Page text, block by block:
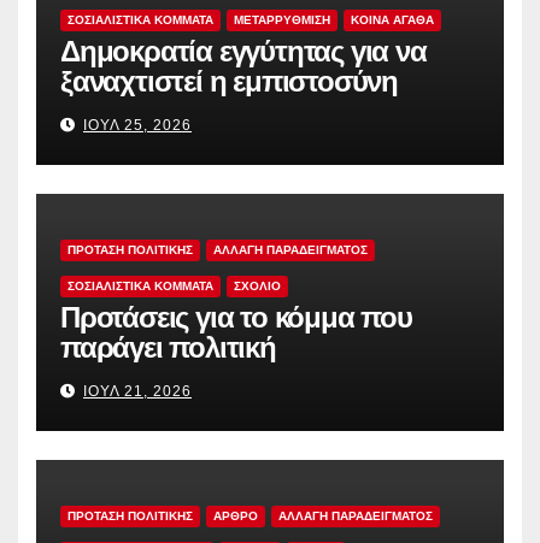
ΣΟΣΙΑΛΙΣΤΙΚΆ ΚΌΜΜΑΤΑ ΜΕΤΑΡΡΥΘΜΙΣΗ ΚΟΙΝΑ ΑΓΑΘΑ
Δημοκρατία εγγύτητας για να
ξαναχτιστεί η εμπιστοσύνη
ΙΟΎΛ 25, 2026
ΠΡΟΤΑΣΗ ΠΟΛΙΤΙΚΗΣ ΑΛΛΑΓΗ ΠΑΡΑΔΕΙΓΜΑΤΟΣ
ΣΟΣΙΑΛΙΣΤΙΚΆ ΚΌΜΜΑΤΑ ΣΧΟΛΙΟ
Προτάσεις για το κόμμα που
παράγει πολιτική
ΙΟΎΛ 21, 2026
ΠΡΟΤΑΣΗ ΠΟΛΙΤΙΚΗΣ ΑΡΘΡΟ ΑΛΛΑΓΗ ΠΑΡΑΔΕΙΓΜΑΤΟΣ